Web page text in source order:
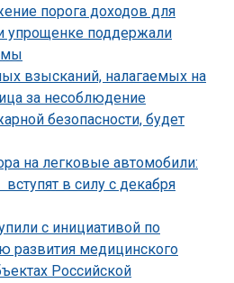
порога доходов для
упрощенке поддержали
взысканий, налагаемых на
за несоблюдение
безопасности, будет
на легковые автомобили:
в силу с декабря
с инициативой по
развития медицинского
Российской